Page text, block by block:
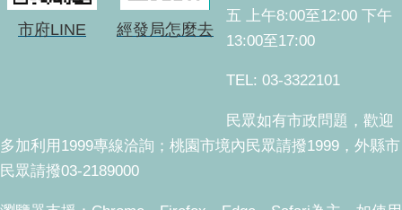
市府LINE 經發局怎麼去
五 上午8:00至12:00 下午
13:00至17:00
TEL: 03-3322101
民眾如有市政問題，歡迎
多加利用1999專線洽詢；桃園市境內民眾請撥1999，外縣市
民眾請撥03-2189000